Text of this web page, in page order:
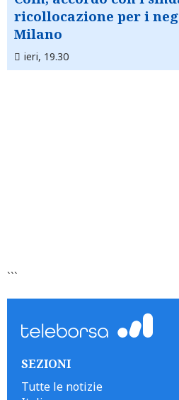
ricollocazione per i
Milano
ieri, 19.30
```
SEZIONI
Tutte le notizie